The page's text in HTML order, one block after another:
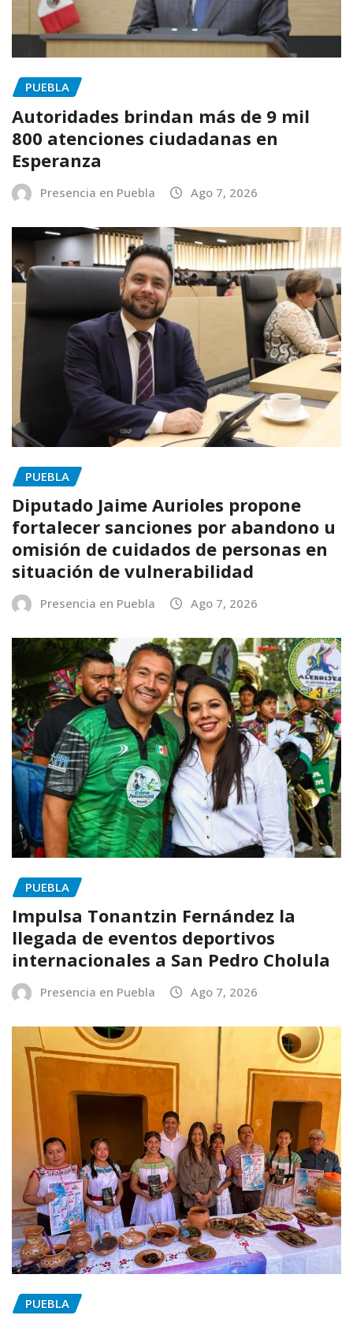
PUEBLA
Autoridades brindan más de 9 mil
800 atenciones ciudadanas en
Esperanza
Presencia en Puebla Ago 7, 2026
PUEBLA
Diputado Jaime Aurioles propone
fortalecer sanciones por abandono u
omisión de cuidados de personas en
situación de vulnerabilidad
Presencia en Puebla Ago 7, 2026
PUEBLA
Impulsa Tonantzin Fernández la
llegada de eventos deportivos
internacionales a San Pedro Cholula
Presencia en Puebla Ago 7, 2026
PUEBLA